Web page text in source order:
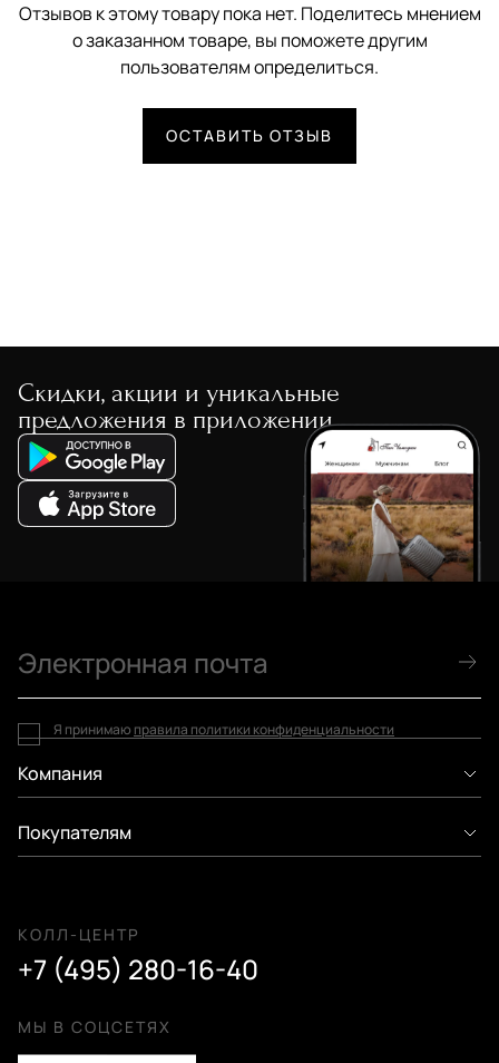
Отзывов к этому товару пока нет. Поделитесь мнением
о заказанном товаре, вы поможете другим
пользователям определиться.
ОСТАВИТЬ ОТЗЫВ
Скидки, акции и уникальные
предложения в приложении
Компания
Покупателям
КОЛЛ-ЦЕНТР
+7 (495) 280-16-40
МЫ В СОЦСЕТЯХ
Я принимаю правила политики конфиденциальности